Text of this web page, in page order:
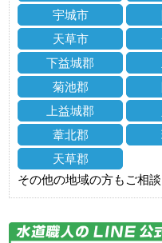
宇城市
天草市
下益城郡
菊池郡
上益城郡
葦北郡
天草郡
その他の地域の方もご相談